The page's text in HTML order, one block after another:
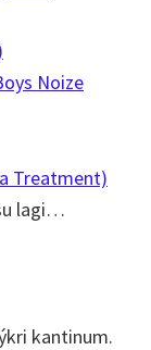
Noize
Treatment)
lagi…
kantinum.